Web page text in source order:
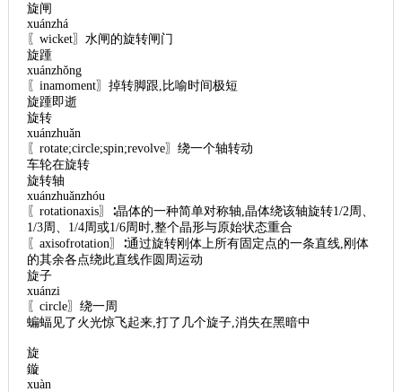
旋闸
xuánzhá
〖wicket〗水闸的旋转闸门
旋踵
xuánzhǒng
〖inamoment〗掉转脚跟,比喻时间极短
旋踵即逝
旋转
xuánzhuǎn
〖rotate;circle;spin;revolve〗绕一个轴转动
车轮在旋转
旋转轴
xuánzhuǎnzhóu
〖rotationaxis〗∶晶体的一种简单对称轴,晶体绕该轴旋转1/2周、
1/3周、1/4周或1/6周时,整个晶形与原始状态重合
〖axisofrotation〗∶通过旋转刚体上所有固定点的一条直线,刚体
的其余各点绕此直线作圆周运动
旋子
xuánzi
〖circle〗绕一周
蝙蝠见了火光惊飞起来,打了几个旋子,消失在黑暗中
旋
鏇
xuàn